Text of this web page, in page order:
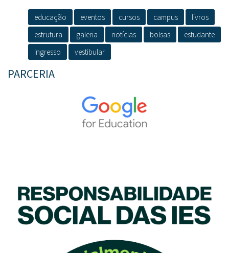
educação eventos cursos campus
livros
estrutura
galeria notícias bolsas
estudante
ingresso
vestibular
PARCERIA